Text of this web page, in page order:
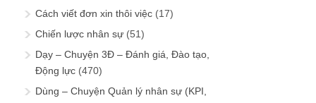
Cách viết đơn xin thôi việc (17)
Chiến lược nhân sự (51)
Dạy – Chuyện 3Đ – Đánh giá, Đào tạo,
Động lực (470)
Dùng – Chuyện Quản lý nhân sự (KPI,